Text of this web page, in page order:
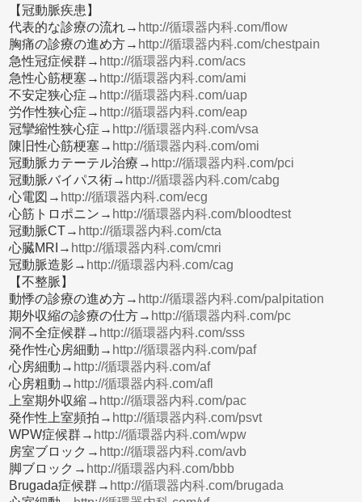
【冠動脈疾患】
代表的な診療の流れ→ http://循環器内科.com/flow
胸痛の診療の進め方→ http://循環器内科.com/chestpain
急性冠症候群→ http://循環器内科.com/acs
急性心筋梗塞→ http://循環器内科.com/ami
不安定狭心症→ http://循環器内科.com/uap
労作性狭心症→ http://循環器内科.com/eap
冠攣縮性狭心症→ http://循環器内科.com/vsa
陳旧性心筋梗塞→ http://循環器内科.com/omi
冠動脈カテーテル治療→ http://循環器内科.com/pci
冠動脈バイパス術→ http://循環器内科.com/cabg
心電図→ http://循環器内科.com/ecg
心筋トロポニン→ http://循環器内科.com/bloodtest
冠動脈CT→ http://循環器内科.com/cta
心臓MRI→ http://循環器内科.com/cmri
冠動脈造影→ http://循環器内科.com/cag
【不整脈】
動悸の診療の進め方→ http://循環器内科.com/palpitation
期外収縮の診療の仕方→ http://循環器内科.com/pc
洞不全症候群→ http://循環器内科.com/sss
発作性心房細動→ http://循環器内科.com/paf
心房細動→ http://循環器内科.com/af
心房粗動→ http://循環器内科.com/afl
上室期外収縮→ http://循環器内科.com/pac
発作性上室頻拍→ http://循環器内科.com/psvt
WPW症候群→ http://循環器内科.com/wpw
房室ブロック→ http://循環器内科.com/avb
脚ブロック→ http://循環器内科.com/bbb
Brugada症候群→ http://循環器内科.com/brugada